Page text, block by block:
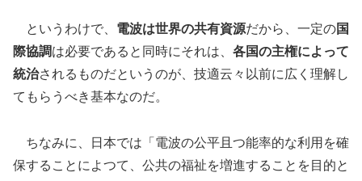
というわけで、 電波は世界の共有資源だから、一定の国
際協調は必要であると同時にそれは、 各国の主権によって
統治されるものだというのが、技適云々以前に広く理解し
てもらうべき基本なのだ。
ちなみに、日本では「電波の公平且つ能率的な利用を確
保することによつて、公共の福祉を増進することを目的と